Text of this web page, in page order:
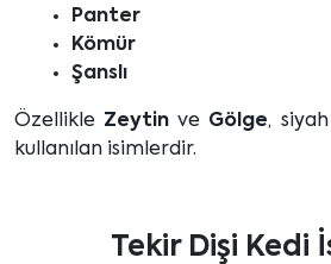
Panter
Kömür
Şanslı
Özellikle Zeytin ve Gölge,
kullanılan isimlerdir.
Tekir Dişi Kedi